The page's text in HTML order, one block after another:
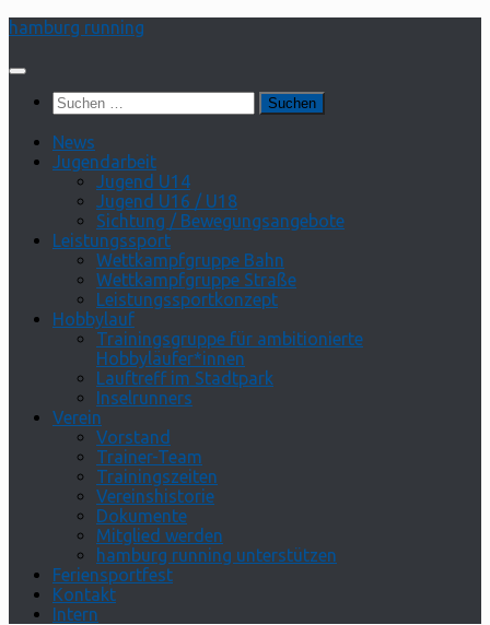
Zum
springen
hamburg running
Suchen
nach:
News
Jugendarbeit
Jugend U14
Jugend U16 / U18
Sichtung / Bewegungsangebote
Leistungssport
Wettkampfgruppe Bahn
Wettkampfgruppe Straße
Leistungssportkonzept
Hobbylauf
Trainingsgruppe für ambitionierte
Hobbyläufer*innen
Lauftreff im Stadtpark
Inselrunners
Verein
Vorstand
Trainer-Team
Trainingszeiten
Vereinshistorie
Dokumente
Mitglied werden
hamburg running unterstützen
Feriensportfest
Kontakt
Intern